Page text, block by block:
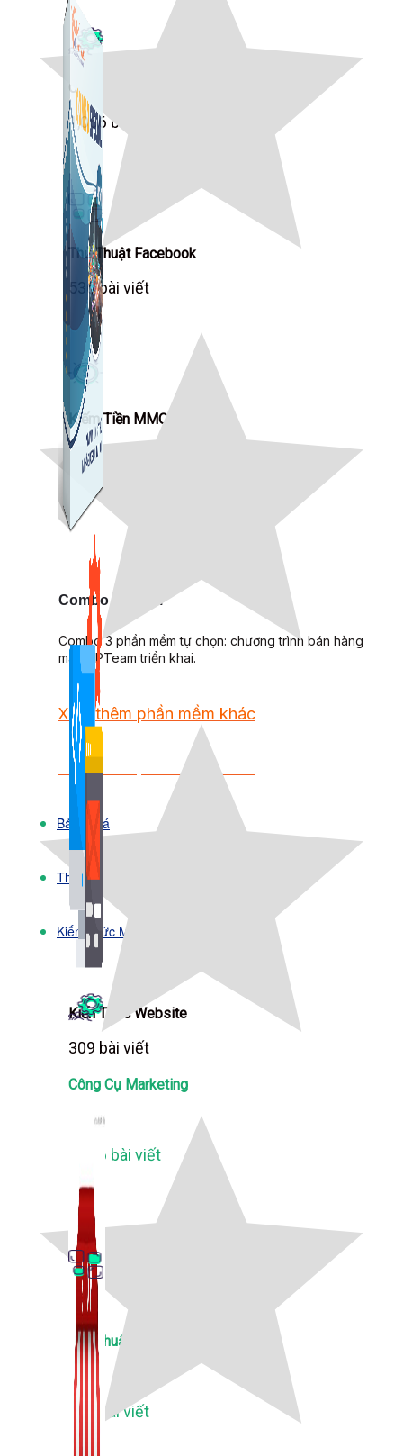
Công Cụ Marketing
1,066 bài viết
Thủ Thuật Facebook
536 bài viết
Kiếm Tiền MMO
1,422 bài viết
Kiến Thức Website
309 bài viết
Combo Special
Combo 3 phần mềm tự chọn: chương trình bán hàng
mà ATPTeam triển khai.
Xem thêm phần mềm khác
Xem thêm phần mềm khác
Bảng Giá
Thanh Toán
Kiến Thức Marketing
Công Cụ Marketing
1,066 bài viết
Thủ Thuật Facebook
536 bài viết